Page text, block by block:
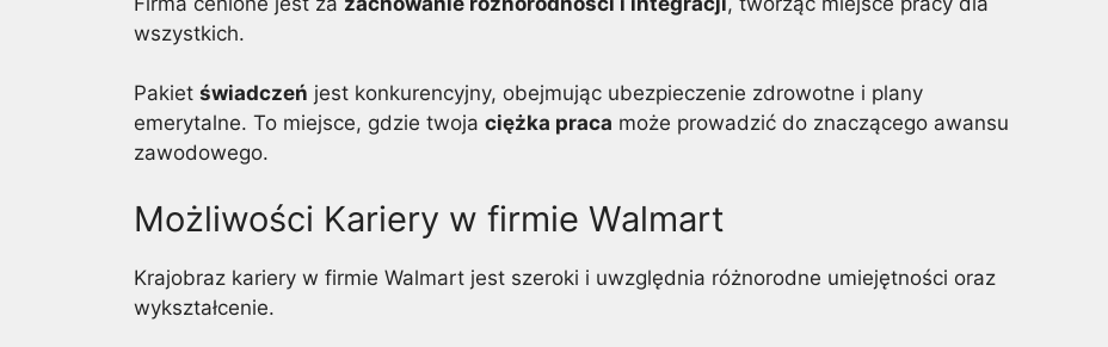
wszystkich.
Pakiet świadczeń jest konkurencyjny, obejmując ubezpieczenie zdrowotne i plany
emerytalne. To miejsce, gdzie twoja ciężka praca może prowadzić do znaczącego awansu
zawodowego.
Możliwości Kariery w firmie Walmart
Krajobraz kariery w firmie Walmart jest szeroki i uwzględnia różnorodne umiejętności oraz
wykształcenie.